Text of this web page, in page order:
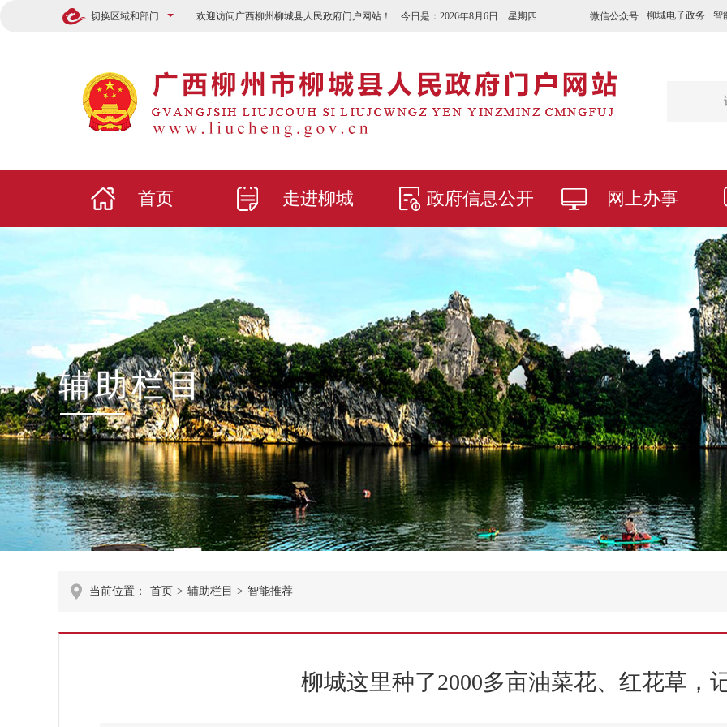
切换区域和部门 微信公众号 柳城电子政务 智
欢迎访问广西柳州柳城县人民政府门户网站！ 今日是： 2026年8月6日 星期四
首页 走进柳城 政府信息公开 网上办事
辅助栏目
当前位置： 首页 > 辅助栏目 > 智能推荐
柳城这里种了2000多亩油菜花、红花草，